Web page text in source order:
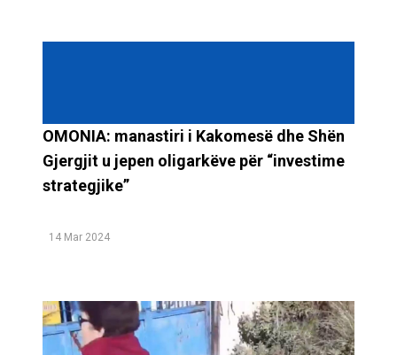
OMONIA: manastiri i Kakomesë dhe Shën
Gjergjit u jepen oligarkëve për “investime
strategjike”
14 Mar 2024